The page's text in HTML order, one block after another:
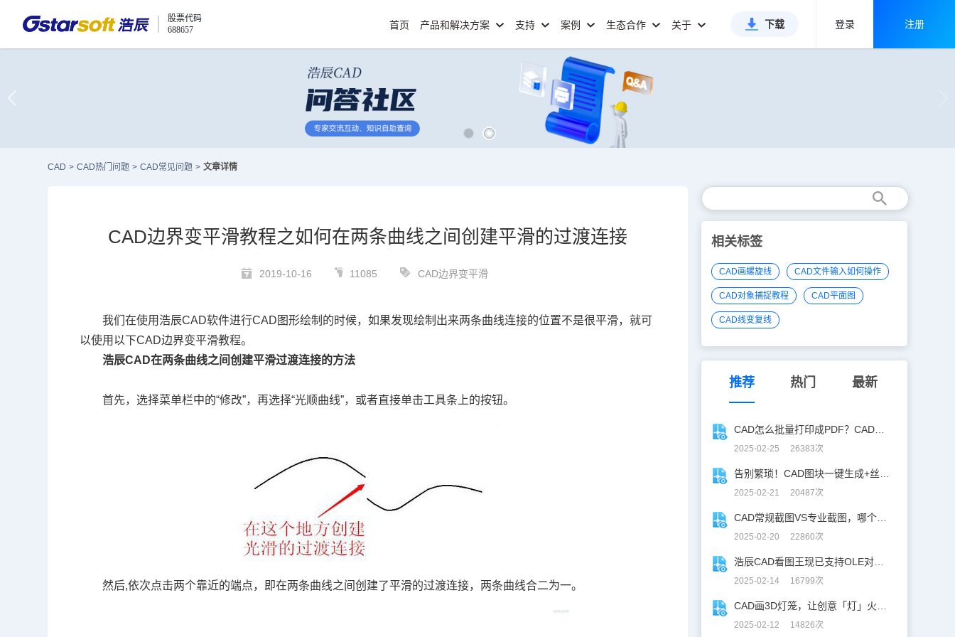
股票代码
688657
首页 产品和解决方案 支持 案例 生态合作 关于 下载 登录 注册
CAD > CAD热门问题 > CAD常见问题 > 文章详情
CAD边界变平滑教程之如何在两条曲线之间创建平滑的过渡连接
2019-10-16 11085 CAD边界变平滑
我们在使用浩辰CAD软件进行CAD 图形绘制的时候，如果发现绘制出来两条曲线连接的位置不是很平滑，就可
以使用以下CAD边界变平滑教程。
浩辰CAD在两条曲线之间创建平滑过渡连接的方法
首先，选择菜单栏中的“修改”，再选择“光顺曲线”，或者直接单击工具条上的按钮。
然后,依次点击两个靠近的端点，即在两条曲线之间创建了平滑的过渡连接，两条曲线合二为一。
相关标签
CAD画螺旋线 CAD文件输入如何操作
CAD对象捕捉教程 CAD平面图
CAD线变复线
推荐 热门 最新
2025-02-25 26383次
2025-02-21 20487次
2025-02-20 22860次
2025-02-14 16799次
2025-02-12 14826次